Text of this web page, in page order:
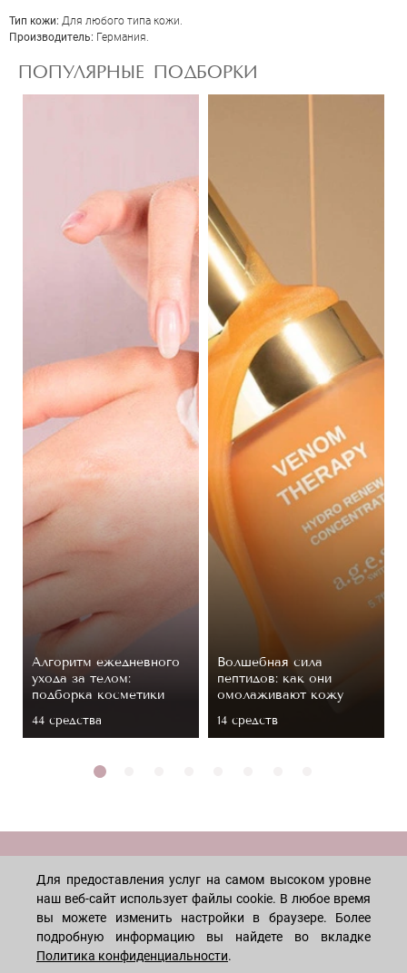
Отправить
Тип кожи: Для любого типа кожи.
Производитель: Германия.
ПОПУЛЯРНЫЕ ПОДБОРКИ
Алгоритм ежедневного
ухода за телом:
подборка косметики
44 средствa
Волшебная сила
пептидов: как они
омолаживают кожу
14 средств
МАГАЗИН
Лицо
Мужчинам
ПОКУПАТЕЛЯМ
Для предоставления услуг на самом высоком уровне
наш веб-сайт использует файлы cookie. В любое время
вы можете изменить настройки в браузере. Более
подробную информацию вы найдете во вкладке
Политика конфиденциальности.